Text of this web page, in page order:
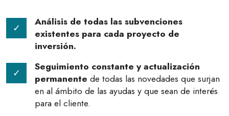
Análisis de todas las subvenciones
existentes para cada proyecto de
inversión.
Seguimiento constante y actualización
permanente de todas las novedades que surjan
en al ámbito de las ayudas y que sean de interés
para el cliente.